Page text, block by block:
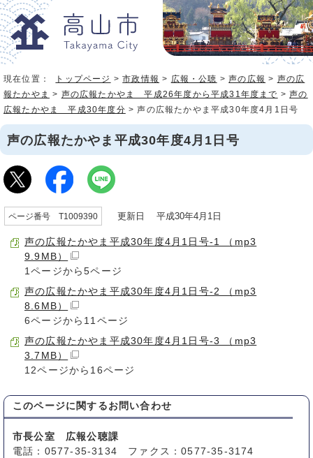
現在位置： トップページ >市政情報 > 広報・公聴 >声の広報 > 声の広
報たかやま > 声の広報たかやま 平成26年度から平成31年度まで >声の
広報たかやま 平成30年度分 > 声の広報たかやま平成30年度4月1日号
声の広報たかやま平成30年度4月1日号
ページ番号 T1009390 更新日 平成30年4月1日
声の広報たかやま平成30年度4月1日号-1 （mp3
9.9MB）
1ページから5ページ
声の広報たかやま平成30年度4月1日号-2 （mp3
8.6MB）
6ページから11ページ
声の広報たかやま平成30年度4月1日号-3 （mp3
3.7MB）
12ページから16ページ
このページに関する お問い合わせ
市長公室 広報公聴課
電話：0577-35-3134 ファクス：0577-35-3174